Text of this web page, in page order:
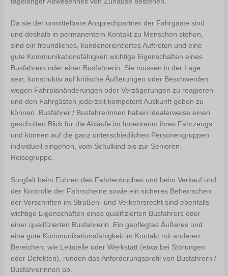
Da sie der unmittelbare Ansprechpartner der Fahrgäste sind
und deshalb in permanentem Kontakt zu Menschen stehen,
sind ein freundliches, kundenorientiertes Auftreten und eine
gute Kommunikationsfähigkeit wichtige Eigenschaften eines
Busfahrers oder einer Busfahrerin. Sie müssen in der Lage
sein, konstruktiv auf kritische Äußerungen oder Beschwerden
wegen Fahrplanänderungen oder Verzögerungen zu reagieren
und den Fahrgästen jederzeit kompetent Auskunft geben zu
können. Busfahrer / Busfahrerinnen haben idealerweise einen
geschulten Blick für die Abläufe im Innenraum ihres Fahrzeugs
und können auf die ganz unterschiedlichen Personengruppen
individuell eingehen, vom Schulkind bis zur Senioren-
Reisegruppe.
Sorgfalt beim Führen des Fahrtenbuches und beim Verkauf und
der Kontrolle der Fahrscheine sowie ein sicheres Beherrschen
der Vorschriften im Straßen- und Verkehrsrecht sind ebenfalls
wichtige Eigenschaften eines qualifizierten Busfahrers oder
einer qualifizierten Busfahrerin. Ein gepflegtes Äußeres und
eine gute Kommunikationsfähigkeit im Kontakt mit anderen
Bereichen, wie Leitstelle oder Werkstatt (etwa bei Störungen
oder Defekten), runden das Anforderungsprofil von Busfahrern /
Busfahrerinnen ab.